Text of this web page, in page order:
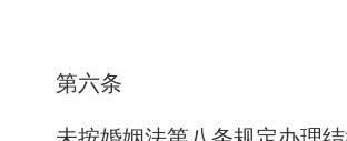
第六条